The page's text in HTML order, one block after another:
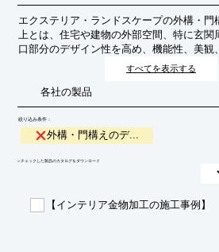
エクステリア・ランドスケープの外構・門
上とは、住宅や建物の外部空間、特に玄関
口部分のデザイン性を高め、機能性、美観
の満足度を向上させる取り組みです。単な
ではなく、空間全体の魅力を引き出し、個
ルを表現する重要な要素として捉えられま
すべてを表示する
各社の製品
絞り込み条件：
外構・門構えのデ...
​▼チェックした製品のカタログをダウンロード
【インテリア金物加工の施工事例】